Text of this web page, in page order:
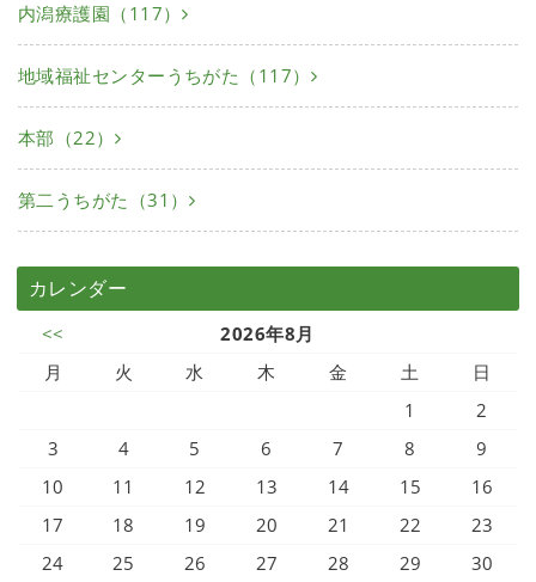
内潟療護園（117）
地域福祉センターうちがた（117）
本部（22）
第二うちがた（31）
カレンダー
<<
2026年8月
月
火 水 木 金 土
日
1
2
3
4 5 6 7 8
9
10
11 12 13 14 15
16
17
18 19 20 21 22
23
24
25 26 27 28 29
30